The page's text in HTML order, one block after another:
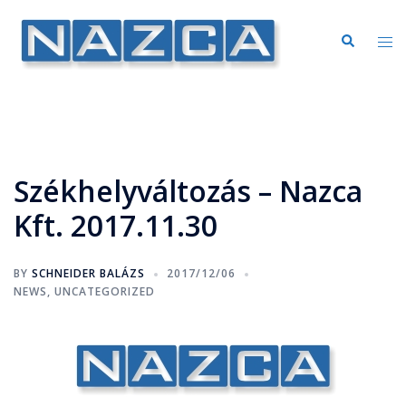
Székhelyváltozás – Nazca
Kft. 2017.11.30
BY SCHNEIDER BALÁZS
2017/12/06
NEWS, UNCATEGORIZED